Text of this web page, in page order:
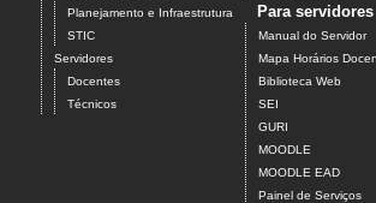
Planejamento e Infraestrutura
STIC
Servidores
Docentes
Técnicos
Para servidores
Manual do Servidor
Mapa Horários
Biblioteca Web
SEI
GURI
MOODLE
MOODLE EAD
Painel de Serviços